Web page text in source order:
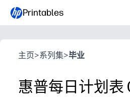
Printables
主页>系列集>毕业
惠普每日计划表